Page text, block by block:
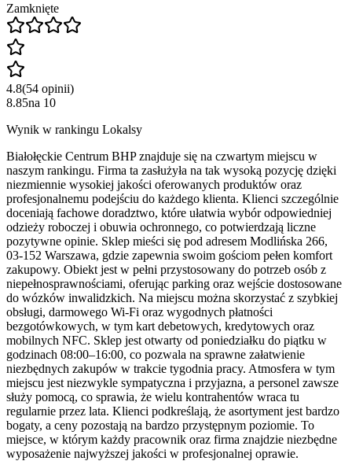
Zamknięte
4.8(54 opinii)
8.85na 10
Wynik w rankingu Lokalsy
Białołęckie Centrum BHP znajduje się na czwartym miejscu w
naszym rankingu. Firma ta zasłużyła na tak wysoką pozycję dzięki
niezmiennie wysokiej jakości oferowanych produktów oraz
profesjonalnemu podejściu do każdego klienta. Klienci szczególnie
doceniają fachowe doradztwo, które ułatwia wybór odpowiedniej
odzieży roboczej i obuwia ochronnego, co potwierdzają liczne
pozytywne opinie. Sklep mieści się pod adresem Modlińska 266,
03-152 Warszawa, gdzie zapewnia swoim gościom pełen komfort
zakupowy. Obiekt jest w pełni przystosowany do potrzeb osób z
niepełnosprawnościami, oferując parking oraz wejście dostosowane
do wózków inwalidzkich. Na miejscu można skorzystać z szybkiej
obsługi, darmowego Wi-Fi oraz wygodnych płatności
bezgotówkowych, w tym kart debetowych, kredytowych oraz
mobilnych NFC. Sklep jest otwarty od poniedziałku do piątku w
godzinach 08:00–16:00, co pozwala na sprawne załatwienie
niezbędnych zakupów w trakcie tygodnia pracy. Atmosfera w tym
miejscu jest niezwykle sympatyczna i przyjazna, a personel zawsze
służy pomocą, co sprawia, że wielu kontrahentów wraca tu
regularnie przez lata. Klienci podkreślają, że asortyment jest bardzo
bogaty, a ceny pozostają na bardzo przystępnym poziomie. To
miejsce, w którym każdy pracownik oraz firma znajdzie niezbędne
wyposażenie najwyższej jakości w profesjonalnej oprawie.